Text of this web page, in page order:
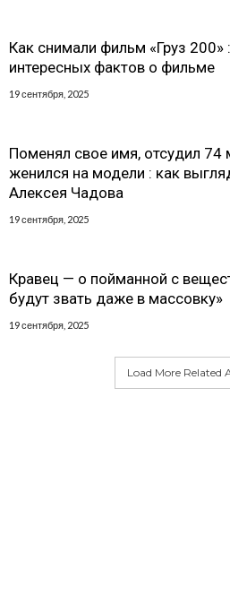
Как снимали фильм «Груз
интересных фактов о фильме
19 сентября, 2025
Поменял свое имя, отсудил 74
женился на модели : как
Алексея Чадова
19 сентября, 2025
Кравец — о пойманной с
будут звать даже в массовку»
19 сентября, 2025
Load More Related